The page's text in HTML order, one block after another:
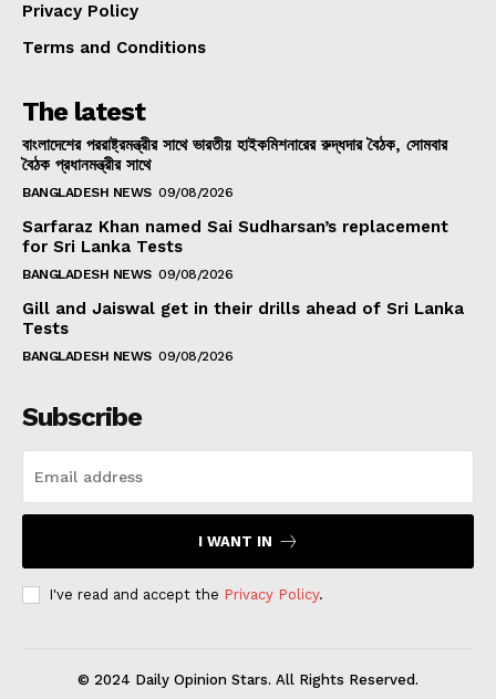
Privacy Policy
Terms and Conditions
The latest
বাংলাদেশের পররাষ্ট্রমন্ত্রীর সাথে ভারতীয় হাইকমিশনারের রুদ্ধদার বৈঠক, সোমবার
বৈঠক প্রধানমন্ত্রীর সাথে
BANGLADESH NEWS 09/08/2026
Sarfaraz Khan named Sai Sudharsan’s replacement
for Sri Lanka Tests
BANGLADESH NEWS 09/08/2026
Gill and Jaiswal get in their drills ahead of Sri Lanka
Tests
BANGLADESH NEWS 09/08/2026
Subscribe
I WANT IN
I've read and accept the Privacy Policy.
© 2024 Daily Opinion Stars. All Rights Reserved.